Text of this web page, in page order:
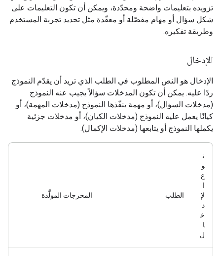
تزويده بتعليمات واضحة ومحدّدة، ويمكن أن تكون التعليمات على
شكل سؤال أو مهام مفصّلة أو معقّدة مثل تحديد تجربة المستخدم
وطريقة تفكيره.
الإدخال
الإدخال هو النص المطلوب في الطلب الذي تريد أن يقدّم النموذج
ردًا عليه. يمكن أن تكون المدخلات سؤالاً يجيب عنه النموذج
(مدخلات السؤال)، أو مهمة ينفّذها النموذج (مدخلات المهمة)، أو
كيانًا يعمل عليه النموذج (مدخلات الكيان)، أو مدخلات جزئية
يكملها النموذج أو يتابعها (مدخلات الإكمال).
ن
و
ع
ا
لإ
د
خ
ا
ل
الطلب المخرجات المولَّدة